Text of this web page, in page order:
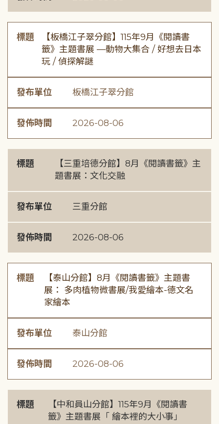
標題
【板橋江子翠分館】115年9月《閱讀書
籤》主題書展 —動物大集合 / 好想去日本
玩 / 偵探解謎
發布單位 板橋江子翠分館
發佈時間 2026-08-06
標題
【三重培德分館】8月《閱讀書籤》主
題書展：文化交融
發布單位 三重分館
發佈時間 2026-08-06
標題
【泰山分館】8月《閱讀書籤》主題書
展： 多肉植物微書展/我愛繪本-德文名
家繪本
發布單位 泰山分館
發佈時間 2026-08-06
標題
【中和員山分館】115年9月《閱讀書
籤》主題書展「 繪本裡的大小事」